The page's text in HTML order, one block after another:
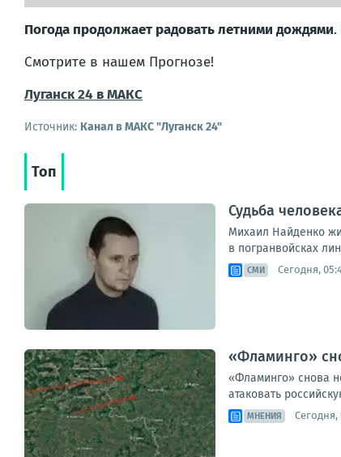
Погода продолжает радовать летними дождями.
Смотрите в нашем Прогнозе!
Луганск 24 в МАКС
Источник: Канал в МАКС "Луганск 24"
Топ
Судьба
Михаил Найденко
в погранвойсках
СМИ Сегодня,
«Фламинго»
«Фламинго» снова
атаковать
МНЕНИЯ Сегодня,